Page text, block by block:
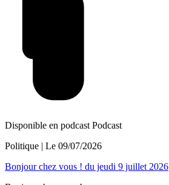
Disponible en podcast Podcast
Politique | Le 09/07/2026
Bonjour chez vous ! du jeudi 9 juillet 2026